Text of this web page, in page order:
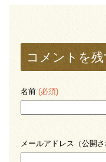
コメントを残
名前 (必須)
メールアドレス（公開